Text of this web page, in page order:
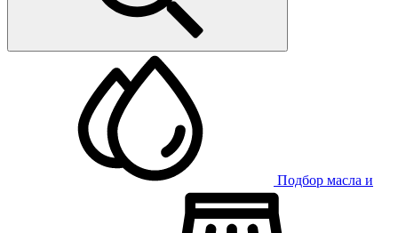
Подбор масла и